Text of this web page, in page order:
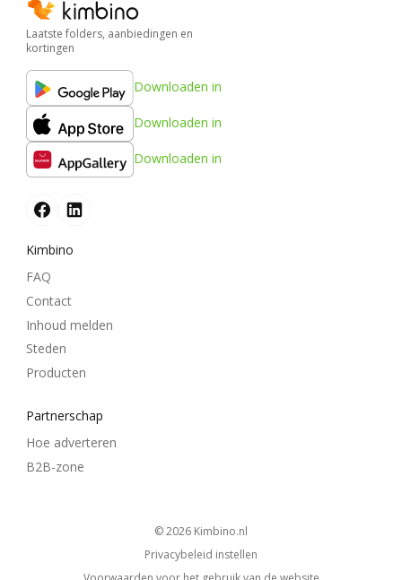
Laatste folders, aanbiedingen en
kortingen
Downloaden in
Downloaden in
Downloaden in
Kimbino
FAQ
Contact
Inhoud melden
Steden
Producten
Partnerschap
Hoe adverteren
B2B-zone
© 2026
kimbino.nl
Privacybeleid instellen